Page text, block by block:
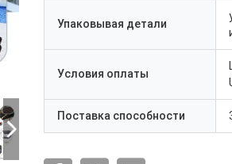
Упаковывая детали
Условия оплаты
Поставка способности